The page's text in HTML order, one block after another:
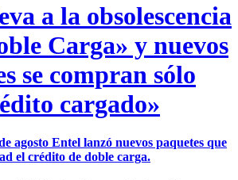
a la obsolescencia
Carga» y nuevos
se compran sólo
cargado»
agosto Entel lanzó nuevos paquetes que
el crédito de doble carga.